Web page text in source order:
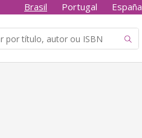
Brasil Portugal España